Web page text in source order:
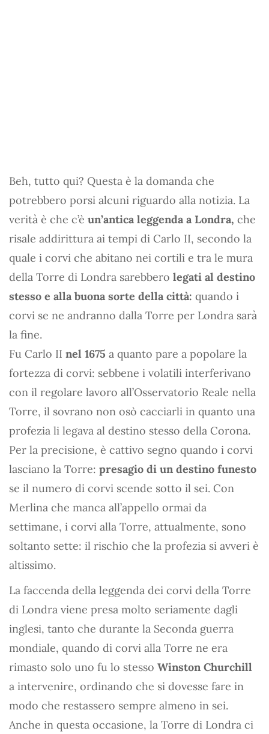
Beh, tutto qui? Questa è la domanda che
potrebbero porsi alcuni riguardo alla notizia. La
verità è che c’è un’antica leggenda a Londra, che
risale addirittura ai tempi di Carlo II, secondo la
quale i corvi che abitano nei cortili e tra le mura
della Torre di Londra sarebbero legati al destino
stesso e alla buona sorte della città: quando i
corvi se ne andranno dalla Torre per Londra sarà
la fine.
Fu Carlo II nel 1675 a quanto pare a popolare la
fortezza di corvi: sebbene i volatili interferivano
con il regolare lavoro all’Osservatorio Reale nella
Torre, il sovrano non osò cacciarli in quanto una
profezia li legava al destino stesso della Corona.
Per la precisione, è cattivo segno quando i corvi
lasciano la Torre: presagio di un destino funesto
se il numero di corvi scende sotto il sei. Con
Merlina che manca all’appello ormai da
settimane, i corvi alla Torre, attualmente, sono
soltanto sette: il rischio che la profezia si avveri è
altissimo.
La faccenda della leggenda dei corvi della Torre
di Londra viene presa molto seriamente dagli
inglesi, tanto che durante la Seconda guerra
mondiale, quando di corvi alla Torre ne era
rimasto solo uno fu lo stesso Winston Churchill
a intervenire, ordinando che si dovesse fare in
modo che restassero sempre almeno in sei.
Anche in questa occasione, la Torre di Londra ci